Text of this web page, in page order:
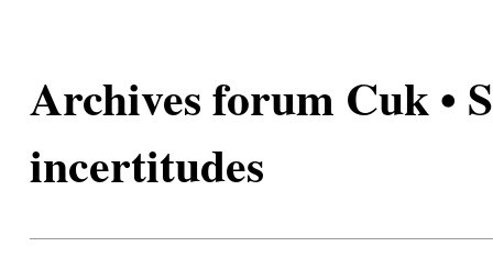
Archives forum Cuk •
incertitudes